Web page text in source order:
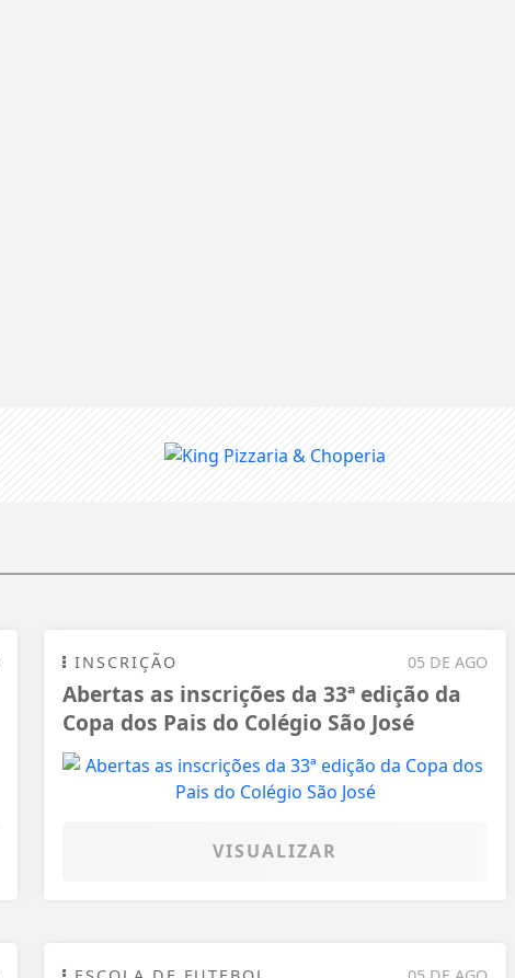
05 DE AGO
INSCRIÇÃO
Abertas as inscrições da 33ª edição da
Copa dos Pais do Colégio São José
VISUALIZAR